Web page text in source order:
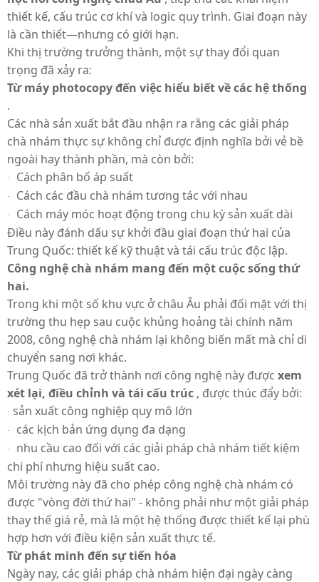
thiết kế, cấu trúc cơ khí và logic quy trình. Giai đoạn này
là cần thiết—nhưng có giới hạn.
Khi thị trường trưởng thành, một sự thay đổi quan
trọng đã xảy ra:
Từ máy photocopy đến việc hiểu biết về các hệ thống
.
Các nhà sản xuất bắt đầu nhận ra rằng các giải pháp
chà nhám thực sự không chỉ được định nghĩa bởi vẻ bề
ngoài hay thành phần, mà còn bởi:
· Cách phân bố áp suất
· Cách các đầu chà nhám tương tác với nhau
·
Cách máy móc hoạt động trong chu kỳ sản xuất dài
Điều này đánh dấu sự khởi đầu giai đoạn thứ hai của
Trung Quốc: thiết kế kỹ thuật và tái cấu trúc độc lập.
Công nghệ chà nhám mang đến một cuộc sống thứ
hai.
Trong khi một số khu vực ở châu Âu phải đối mặt với thị
trường thu hẹp sau cuộc khủng hoảng tài chính năm
2008, công nghệ chà nhám lại không biến mất mà chỉ di
chuyển sang nơi khác.
Trung Quốc đã trở thành nơi công nghệ này được xem
xét lại, điều chỉnh và tái cấu trúc , được thúc đẩy bởi:
· sản xuất công nghiệp quy mô lớn
· các kịch bản ứng dụng đa dạng
·
nhu cầu cao đối với các giải pháp chà nhám tiết kiệm
chi phí nhưng hiệu suất cao.
Môi trường này đã cho phép công nghệ chà nhám có
được "vòng đời thứ hai" - không phải như một giải pháp
thay thế giá rẻ, mà là một hệ thống được thiết kế lại phù
hợp hơn với điều kiện sản xuất thực tế.
Từ phát minh đến sự tiến hóa
Ngày nay, các giải pháp chà nhám hiện đại ngày càng